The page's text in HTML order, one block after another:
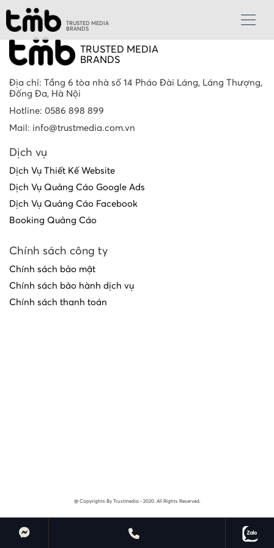
TRUSTED MEDIA
BRANDS
TRUSTED MEDIA
BRANDS
Địa chỉ: Tầng 6 tòa nhà số 14 Pháo Đài Láng, Láng Thượng,
Đống Đa, Hà Nội
Hotline: 0586 898 899
Mail: info@trustmedia.com.vn
Dịch vụ
Dịch Vụ Thiết Kế Website
Dịch Vụ Quảng Cáo Google Ads
Dịch Vụ Quảng Cáo Facebook
Booking Quảng Cáo
Chính sách công ty
Chính sách bảo mật
Chính sách bảo hành dịch vụ
Chính sách thanh toán
@ Copyrights By Trustmedia - 2020. All Rights Reserved.